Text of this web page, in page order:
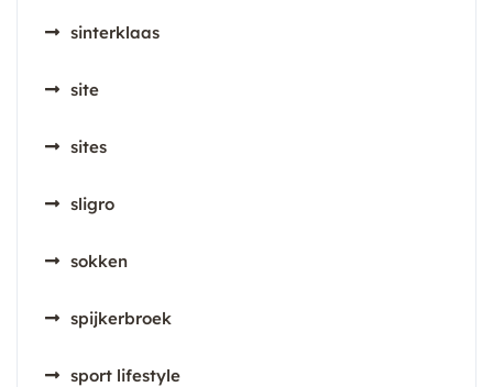
sinterklaas
site
sites
sligro
sokken
spijkerbroek
sport lifestyle